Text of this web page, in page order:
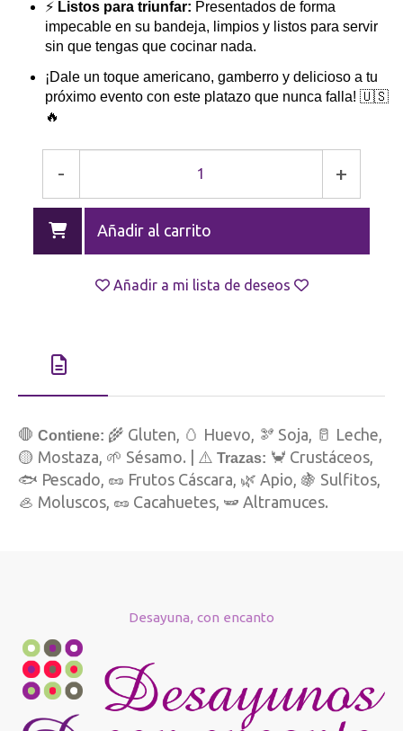
⚡ Listos para triunfar: Presentados de forma
impecable en su bandeja, limpios y listos para servir
sin que tengas que cocinar nada.
¡Dale un toque americano, gamberro y delicioso a tu
próximo evento con este platazo que nunca falla! 🇺🇸
🔥
- +
Añadir al carrito
Añadir a mi lista de deseos
🛑 Contiene: 🌾 Gluten, 🥚 Huevo, 🫘 Soja, 🥛 Leche,
🟡 Mostaza, 🌱 Sésamo. | ⚠️ Trazas: 🦀 Crustáceos,
🐟 Pescado, 🥜 Frutos Cáscara, 🌿 Apio, 🍇 Sulfitos,
🦪 Moluscos, 🥜 Cacahuetes, 🫛 Altramuces.
Desayuna, con encanto